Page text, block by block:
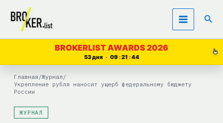
Перейти
содержимому
BROKERLIST AWARDS 2026
53 дня 09 21 43
Главная /Журнал /
Укрепление рубля наносит ущерб федеральному бюджету
России
ЖУРНАЛ